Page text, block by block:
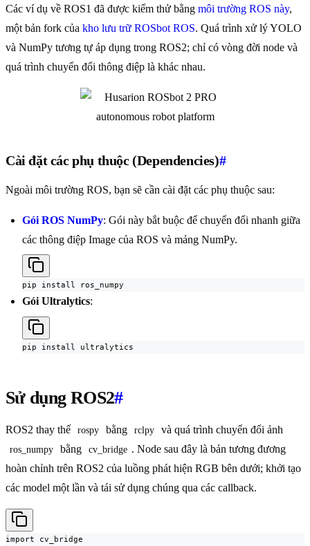
Các ví dụ về ROS1 đã được kiểm thử bằng môi trường ROS này,
một bản fork của kho lưu trữ ROSbot ROS. Quá trình xử lý YOLO
và NumPy tương tự áp dụng trong ROS2; chỉ có vòng đời node và
quá trình chuyển đổi thông điệp là khác nhau.
Cài đặt các phụ thuộc (Dependencies)#
Ngoài môi trường ROS, bạn sẽ cần cài đặt các phụ thuộc sau:
Gói ROS NumPy: Gói này bắt buộc để chuyển đổi nhanh giữa
các thông điệp Image của ROS và mảng NumPy.
pip install ros_numpy
Gói Ultralytics:
pip install ultralytics
Sử dụng ROS2#
ROS2 thay thế rospy bằng rclpy và quá trình chuyển đổi ảnh
ros_numpy bằng cv_bridge . Node sau đây là bản tương đương
hoàn chỉnh trên ROS2 của luồng phát hiện RGB bên dưới; khởi tạo
các model một lần và tái sử dụng chúng qua các callback.
import cv_bridge